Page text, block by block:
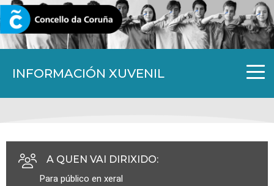
INFORMACIÓN XUVENIL
CORUNA.GAL
A QUEN VAI DIRIXIDO:
Para público en xeral